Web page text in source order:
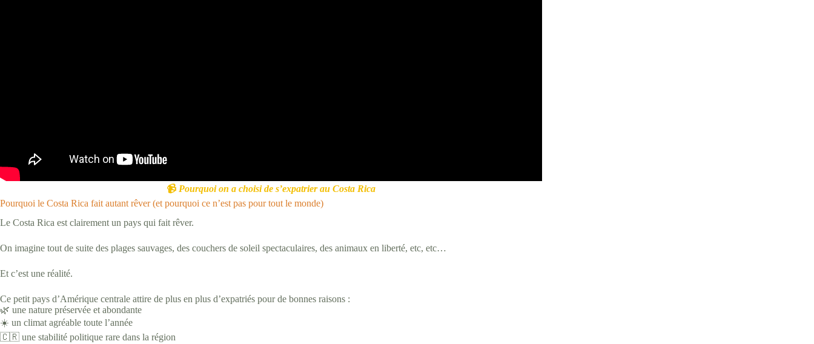
📹 Pourquoi on a choisi de s’expatrier au Costa Rica
Pourquoi le Costa Rica fait autant rêver (et pourquoi ce n’est pas pour tout le monde)
Le Costa Rica est clairement un pays qui fait rêver.
On imagine tout de suite des plages sauvages, des couchers de soleil spectaculaires, des animaux en liberté, etc, etc…
Et c’est une réalité.
Ce petit pays d’Amérique centrale attire de plus en plus d’expatriés pour de bonnes raisons :
🌿 une nature préservée et abondante
☀️ un climat agréable toute l’année
🇨🇷 une stabilité politique rare dans la région